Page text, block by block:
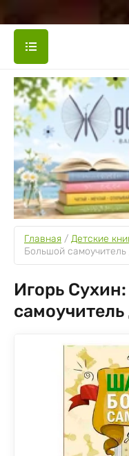
Главная / Детские
Большой самоучитель
Игорь
самоучитель